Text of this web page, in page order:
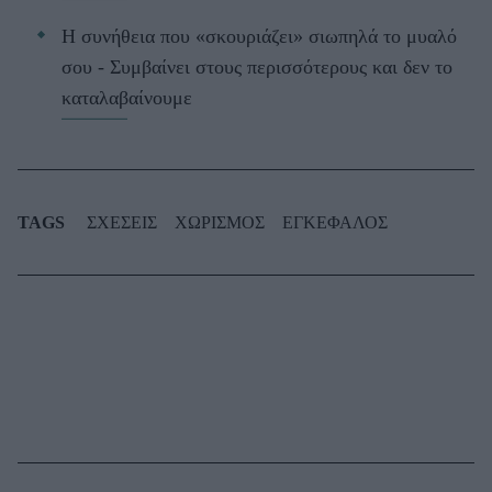
Η συνήθεια που «σκουριάζει» σιωπηλά το μυαλό
σου - Συμβαίνει στους περισσότερους και δεν το
καταλαβαίνουμε
TAGS ΣΧΕΣΕΙΣ ΧΩΡΙΣΜΟΣ ΕΓΚΕΦΑΛΟΣ